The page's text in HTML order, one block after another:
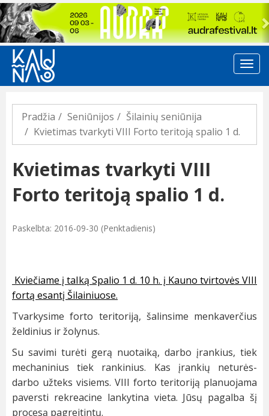
Previous
Pradžia Seniūnijos
Šilainių seniūnija
Kvietimas tvarkyti VIII Forto teritoją spalio 1 d.
Kvietimas tvarkyti VIII
Forto teritoją spalio 1 d.
Paskelbta: 2016-09-30 (Penktadienis)
Kviečiame į talką Spalio 1 d. 10 h. į Kauno tvirtovės VIII
fortą esantį Šilainiuose.
Tvarkysime forto teritoriją, šalinsime menkaverčius
želdinius ir žolynus.
Su savimi turėti gerą nuotaiką, darbo įrankius, tiek
mechaninius tiek rankinius. Kas įrankių neturės-
darbo užteks visiems. VIII forto teritoriją planuojama
paversti rekreacine lankytina vieta. Jūsų pagalba šį
procesą pagreitintų.